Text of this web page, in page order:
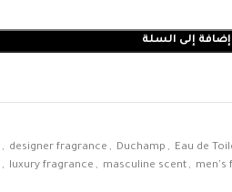
إضافة إلى السلة
, designer fragrance , Duchamp , Eau de
, luxury fragrance , masculine scent , men's